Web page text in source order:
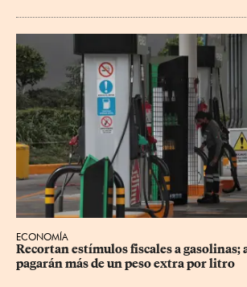
ECONOMÍA
Recortan estímulos fiscales a
pagarán más de un peso extra por litro